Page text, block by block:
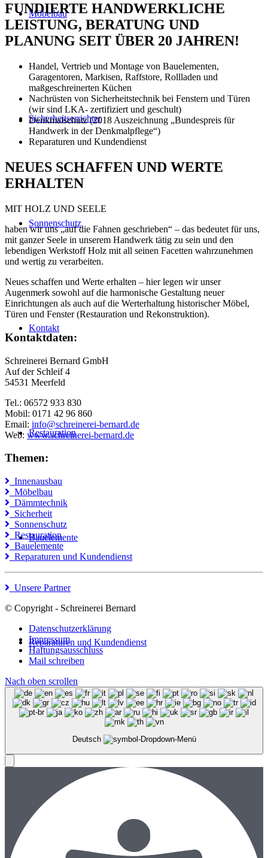
Möbelbau
Sicherheitserrichter
Sonnenschutz
Kontakt
Restauration
Bauelemente
Reparaturen und Kundendienst
FUNDIERTE HANDWERKLICHE
LEISTUNG, BERATUNG UND
PLANUNG SEIT ÜBER 20 JAHREN!
Handel, Vertrieb und Montage von Bauelementen,
Garagentoren, Markisen, Raffstore, Rollladen und
maßgeschreinerten Küchen
Nachrüsten von Sicherheitstechnik bei Fenstern und Türen
(wir sind LKA- zertifiziert und geschult)
Denkmalschutz (2018 Auszeichnung „Bundespreis für
Handwerk in der Denkmalpflege“)
Reparaturen und Kundendienst
NEUES SCHAFFEN UND WERTE
ERHALTEN
MIT HOLZ UND SEELE
haben wir uns „auf die Fahnen geschrieben“ – das bedeutet für uns,
mit ganzer Seele in unserem Handwerk tätig zu sein und den
lebendigen Werkstoff Holz mit all seinen Facetten wahrzunehmen
und wertig zu verarbeiten.
Neues schaffen und Werte erhalten – hier legen wir unser
Augenmerk sowohl auf die harmonische Gestaltung neuer
Einrichtungen als auch auf die Werterhaltung historischer Möbel,
Türen und Fenster (Restauration und Rekonstruktion).
Kontaktdaten:
Schreinerei Bernard GmbH
Auf der Schleif 4
54531 Meerfeld
Tel.: 06572 933 830
Mobil: 0171 42 96 860
Email: info@schreinerei-bernard.de
Web: www.schreinerei-bernard.de
Themen:
Innenausbau
Möbelbau
Dämmtechnik
Sicherheit
Sonnenschutz
Restauration
Bauelemente
Reparaturen und Kundendienst
Unsere Partner
© Copyright - Schreinerei Bernard
Datenschutzerklärung
Impressum
Haftungsausschluss
Mail schreiben
Nach oben scrollen
Deutsch